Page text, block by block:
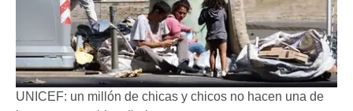
UNICEF: un millón de chicas y chicos no hacen una de